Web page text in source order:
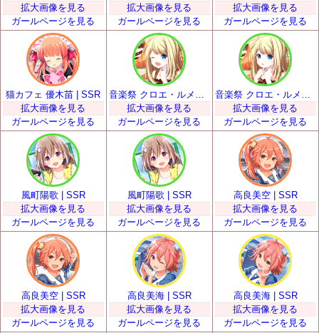
拡大画像を見る
ガールページを見る
拡大画像を見る
ガールページを見る
拡大画像を見る
ガールページを見る
猫カフェ 優木苗 | SSR
拡大画像を見る
ガールページを見る
拡大画像を見る
ガールページを見る
拡大画像を見る
ガールページを見る
風町陽歌 | SSR
拡大画像を見る
ガールページを見る
風町陽歌 | SSR
拡大画像を見る
ガールページを見る
高良美空 | SSR
拡大画像を見る
ガールページを見る
高良美空 | SSR
拡大画像を見る
ガールページを見る
高良美海 | SSR
拡大画像を見る
ガールページを見る
高良美海 | SSR
拡大画像を見る
ガールページを見る